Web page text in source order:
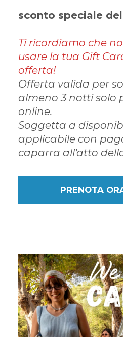
sconto speciale del
Ti ricordiamo che
usare la tua Gift
offerta!
Offerta valida per
almeno 3 notti solo
online.
Soggetta a
applicabile con
caparra all’atto
PRENOTA